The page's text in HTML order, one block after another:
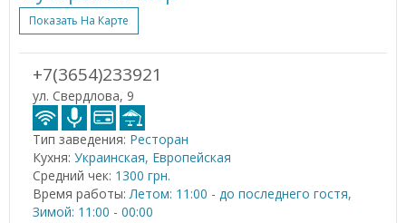
Показать На Карте
+7(3654)233921
ул. Свердлова, 9
Тип заведения: Ресторан
Кухня: Украинская, Европейская
Средний чек: 1300 грн.
Время работы: Летом: 11:00 - до последнего гостя,
Зимой: 11:00 - 00:00